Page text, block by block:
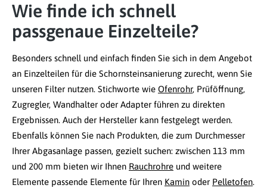
Wie finde ich schnell
passgenaue Einzelteile?
Besonders schnell und einfach finden Sie sich in dem Angebot
an Einzelteilen für die Schornsteinsanierung zurecht, wenn Sie
unseren Filter nutzen. Stichworte wie Ofenrohr, Prüföffnung,
Zugregler, Wandhalter oder Adapter führen zu direkten
Ergebnissen. Auch der Hersteller kann festgelegt werden.
Ebenfalls können Sie nach Produkten, die zum Durchmesser
Ihrer Abgasanlage passen, gezielt suchen: zwischen 113 mm
und 200 mm bieten wir Ihnen Rauchrohre und weitere
Elemente passende Elemente für Ihren Kamin oder Pelletofen.